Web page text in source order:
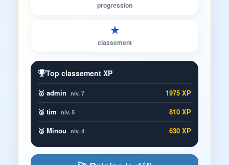
progression
★
classement
Top classement XP
🥇 admin niv. 7
1975 XP
🥈 tim niv. 5
810 XP
🥉 Minou niv. 4 630 XP